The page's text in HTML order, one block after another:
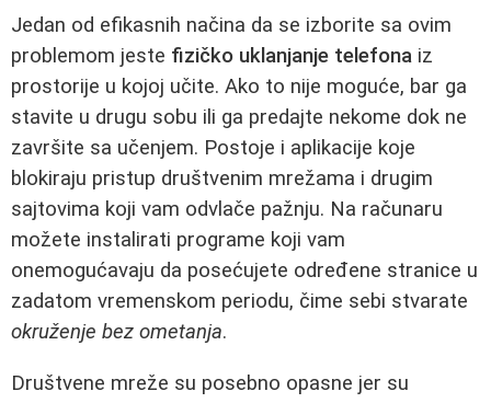
Jedan od efikasnih načina da se izborite sa ovim
problemom jeste fizičko uklanjanje telefona iz
prostorije u kojoj učite. Ako to nije moguće, bar ga
stavite u drugu sobu ili ga predajte nekome dok ne
završite sa učenjem. Postoje i aplikacije koje
blokiraju pristup društvenim mrežama i drugim
sajtovima koji vam odvlače pažnju. Na računaru
možete instalirati programe koji vam
onemogućavaju da posećujete određene stranice u
zadatom vremenskom periodu, čime sebi stvarate
okruženje bez ometanja.
Društvene mreže su posebno opasne jer su